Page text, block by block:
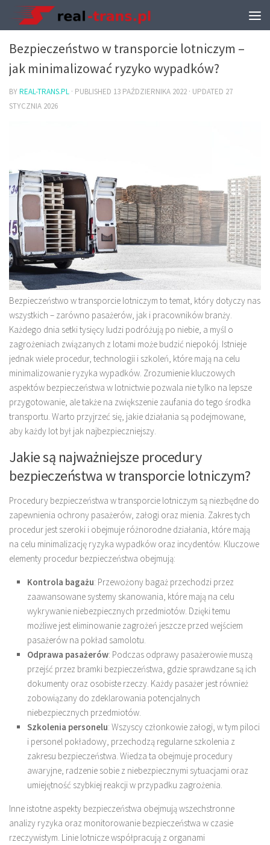
TRANSPORT I PRZEPROWADZKI
Bezpieczeństwo w transporcie lotniczym –
jak minimalizować ryzyko wypadków?
BYREAL-TRANS.PL · PUBLISHED 13 PAŹDZIERNIKA 2022 · UPDATED 27
STYCZNIA 2026
Bezpieczeństwo w transporcie lotniczym to temat, który dotyczy nas
wszystkich – zarówno pasażerów, jak i pracowników branży.
Każdego dnia setki tysięcy ludzi podróżują po niebie, a myśl o
zagrożeniach związanych z lotami może budzić niepokój. Istnieje
jednak wiele procedur, technologii i szkoleń, które mają na celu
minimalizowanie ryzyka wypadków. Zrozumienie kluczowych
aspektów bezpieczeństwa w lotnictwie pozwala nie tylko na lepsze
przygotowanie, ale także na zwiększenie zaufania do tego środka
transportu. Warto przyjrzeć się, jakie działania są podejmowane,
aby każdy lot był jak najbezpieczniejszy.
Jakie są najważniejsze procedury
bezpieczeństwa w transporcie lotniczym?
Procedury bezpieczeństwa w transporcie lotniczym są niezbędne do
zapewnienia ochrony pasażerów, załogi oraz mienia. Zakres tych
procedur jest szeroki i obejmuje różnorodne działania, które mają
na celu minimalizację ryzyka wypadków oraz incydentów. Kluczowe
elementy procedur bezpieczeństwa obejmują:
Kontrola bagażu: Przewożony bagaż przechodzi przez
zaawansowane systemy skanowania, które mają na celu
wykrywanie niebezpiecznych przedmiotów. Dzięki temu
możliwe jest eliminowanie zagrożeń jeszcze przed wejściem
pasażerów na pokład samolotu.
Odprawa pasażerów: Podczas odprawy pasażerowie muszą
przejść przez bramki bezpieczeństwa, gdzie sprawdzane są ich
dokumenty oraz osobiste rzeczy. Każdy pasażer jest również
zobowiązany do zdeklarowania potencjalnych
niebezpiecznych przedmiotów.
Szkolenia personelu: Wszyscy członkowie załogi, w tym piloci
i personel pokładowy, przechodzą regularne szkolenia z
zakresu bezpieczeństwa. Wiedza ta obejmuje procedury
awaryjne, radzenie sobie z niebezpiecznymi sytuacjami oraz
umiejętność szybkiej reakcji w przypadku zagrożenia.
Inne istotne aspekty bezpieczeństwa obejmują wszechstronne
analizy ryzyka oraz monitorowanie bezpieczeństwa w czasie
rzeczywistym. Linie lotnicze współpracują z organami